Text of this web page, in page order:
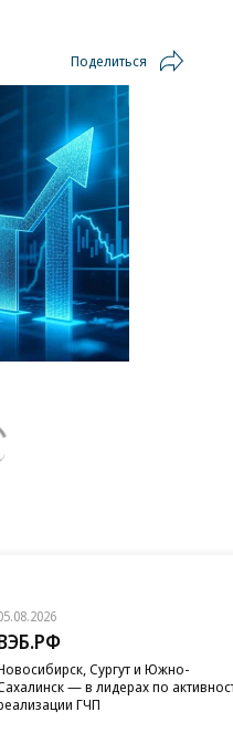
Поделиться
Сургут и Южно-
— в лидерах по
ГЧП